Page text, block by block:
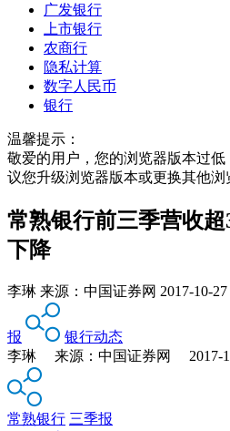
广发银行
上市银行
农商行
隐私计算
数字人民币
银行
温馨提示：
敬爱的用户，您的浏览器版本过
议您升级浏览器版本或更换其他浏
常熟银行前三季营收
下降
李琳 来源： 中国证券网 2017-10-27
报
银行动态
李琳 来源：中国证券网 2017-
常熟银行 三季报